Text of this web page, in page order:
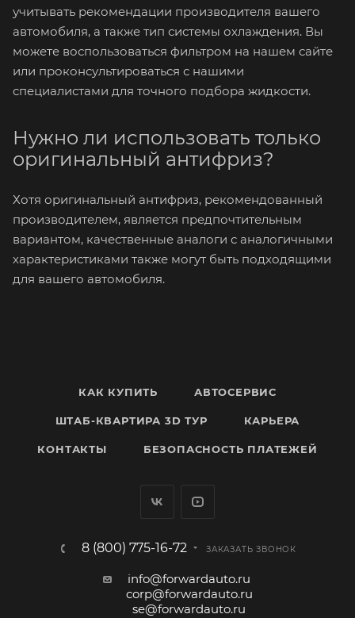
учитывать рекомендации производителя вашего
автомобиля, а также тип системы охлаждения. Вы
можете воспользоваться фильтром на нашем сайте
или проконсультироваться с нашими
специалистами для точного подбора жидкости.
Нужно ли использовать только
оригинальный антифриз?
Хотя оригинальный антифриз, рекомендованный
производителем, является предпочтительным
вариантом, качественные аналоги с аналогичными
характеристиками также могут быть подходящими
для вашего автомобиля.
КАК КУПИТЬ АВТОСЕРВИС
ШТАБ-КВАРТИРА 3D ТУР КАРЬЕРА
КОНТАКТЫ БЕЗОПАСНОСТЬ ПЛАТЕЖЕЙ
8 (800) 775-16-72 ЗАКАЗАТЬ ЗВОНОК
info@forwardauto.ru
corp@forwardauto.ru
se@forwardauto.ru